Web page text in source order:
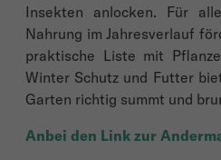
Insekten anlocken. Für
Nahrung im Jahresverlauf
praktische Liste mit
Winter Schutz und Futter
Garten richtig summt und
Anbei den Link zur